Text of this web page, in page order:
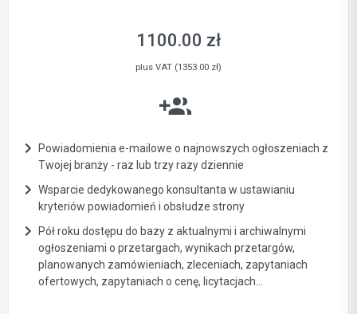
1100.00 zł
plus VAT (1353.00 zł)
Powiadomienia e-mailowe o najnowszych ogłoszeniach z
Twojej branży - raz lub trzy razy dziennie
Wsparcie dedykowanego konsultanta w ustawianiu
kryteriów powiadomień i obsłudze strony
Pół roku dostępu do bazy z aktualnymi i archiwalnymi
ogłoszeniami o przetargach, wynikach przetargów,
planowanych zamówieniach, zleceniach, zapytaniach
ofertowych, zapytaniach o cenę, licytacjach...